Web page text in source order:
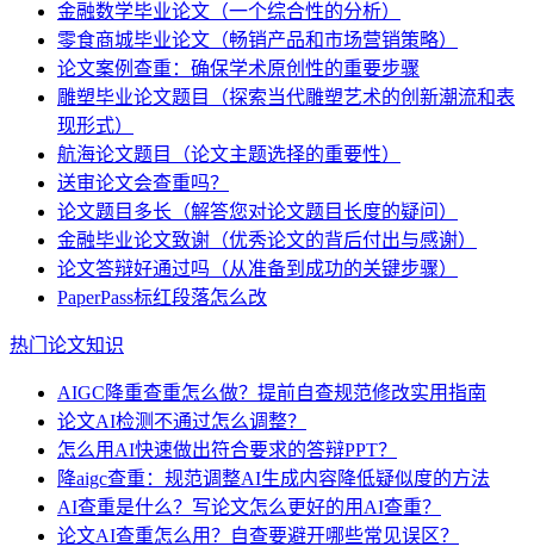
金融数学毕业论文（一个综合性的分析）
零食商城毕业论文（畅销产品和市场营销策略）
论文案例查重：确保学术原创性的重要步骤
雕塑毕业论文题目（探索当代雕塑艺术的创新潮流和表
现形式）
航海论文题目（论文主题选择的重要性）
送审论文会查重吗？
论文题目多长（解答您对论文题目长度的疑问）
金融毕业论文致谢（优秀论文的背后付出与感谢）
论文答辩好通过吗（从准备到成功的关键步骤）
PaperPass标红段落怎么改
热门论文知识
AIGC降重查重怎么做？提前自查规范修改实用指南
论文AI检测不通过怎么调整？
怎么用AI快速做出符合要求的答辩PPT？
降aigc查重：规范调整AI生成内容降低疑似度的方法
AI查重是什么？写论文怎么更好的用AI查重？
论文AI查重怎么用？自查要避开哪些常见误区？